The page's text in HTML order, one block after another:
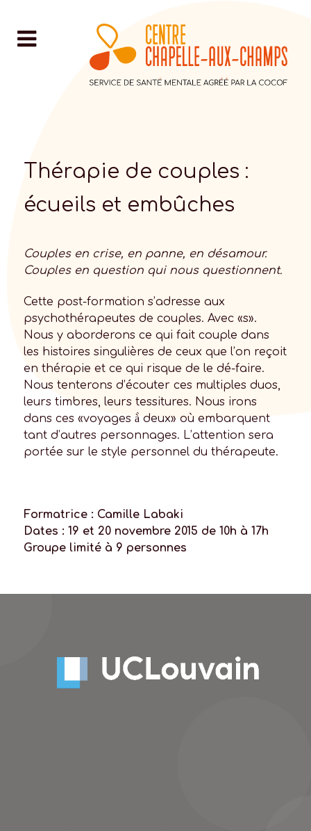
Thérapie de couples :
écueils et embûches
Couples en crise, en panne, en désamour.
Couples en question qui nous questionnent.
Cette post-formation s’adresse aux
psychothérapeutes de couples. Avec «s».
Nous y aborderons ce qui fait couple dans
les histoires singulières de ceux que l’on reçoit
en thérapie et ce qui risque de le dé-faire.
Nous tenterons d’écouter ces multiples duos,
leurs timbres, leurs tessitures. Nous irons
dans ces «voyages à̀ deux» où embarquent
tant d’autres personnages. L’attention sera
portée sur le style personnel du thérapeute.
Formatrice : Camille Labaki
Dates : 19 et 20 novembre 2015 de 10h à 17h
Groupe limité à 9 personnes